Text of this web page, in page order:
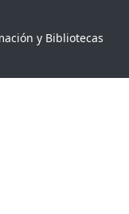
y Bibliotecas